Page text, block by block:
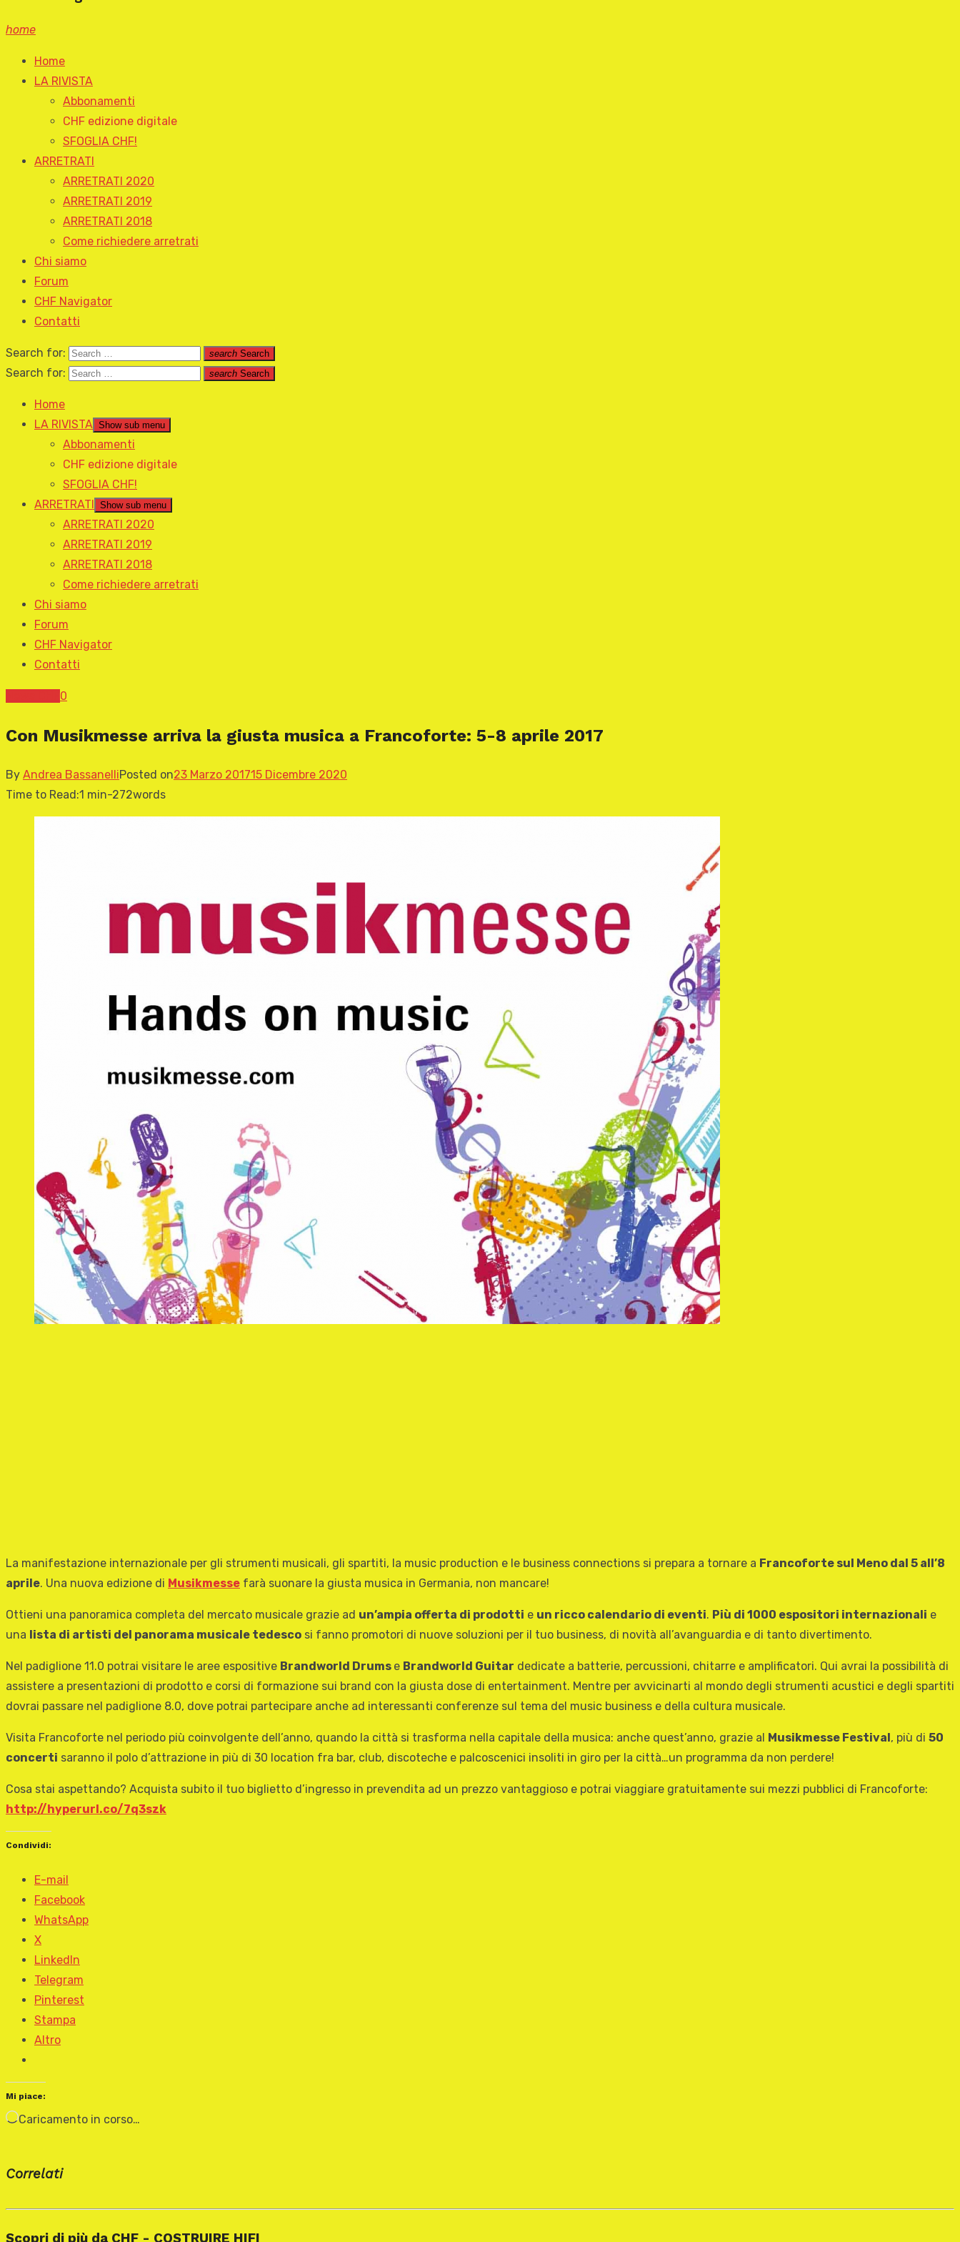
home
Home
LA RIVISTA
Abbonamenti
CHF edizione digitale
SFOGLIA CHF!
ARRETRATI
ARRETRATI 2020
ARRETRATI 2019
ARRETRATI 2018
Come richiedere arretrati
Chi siamo
Forum
CHF Navigator
Contatti
Search for: search Search
Search for: search Search
Home
LA RIVISTA Show sub menu
Abbonamenti
CHF edizione digitale
SFOGLIA CHF!
ARRETRATI
Show sub menu
ARRETRATI 2020
ARRETRATI 2019
ARRETRATI 2018
Come richiedere arretrati
Chi siamo
Forum
CHF Navigator
Contatti
0
Con Musikmesse arriva la giusta musica a Francoforte: 5-8 aprile 2017
By Andrea BassanelliPosted on23 Marzo 201715 Dicembre 2020
Time to Read:1 min-272words
La manifestazione internazionale per gli strumenti musicali, gli spartiti, la music production e le business connections si prepara a tornare a Francoforte sul Meno dal 5 all’8
aprile. Una nuova edizione di Musikmesse farà suonare la giusta musica in Germania, non mancare!
Ottieni una panoramica completa del mercato musicale grazie ad un’ampia offerta di prodotti e un ricco calendario di eventi. Più di 1000 espositori internazionali e
una lista di artisti del panorama musicale tedesco si fanno promotori di nuove soluzioni per il tuo business, di novità all’avanguardia e di tanto divertimento.
Nel padiglione 11.0 potrai visitare le aree espositive Brandworld Drums e Brandworld Guitar dedicate a batterie, percussioni, chitarre e amplificatori. Qui avrai la possibilità di
assistere a presentazioni di prodotto e corsi di formazione sui brand con la giusta dose di entertainment. Mentre per avvicinarti al mondo degli strumenti acustici e degli spartiti
dovrai passare nel padiglione 8.0, dove potrai partecipare anche ad interessanti conferenze sul tema del music business e della cultura musicale.
Visita Francoforte nel periodo più coinvolgente dell’anno, quando la città si trasforma nella capitale della musica: anche quest’anno, grazie al Musikmesse Festival , più di 50
concerti saranno il polo d’attrazione in più di 30 location fra bar, club, discoteche e palcoscenici insoliti in giro per la città…un programma da non perdere!
Cosa stai aspettando? Acquista subito il tuo biglietto d’ingresso in prevendita ad un prezzo vantaggioso e potrai viaggiare gratuitamente sui mezzi pubblici di Francoforte:
http://hyperurl.co/7q3szk
Condividi:
E-mail
Facebook
WhatsApp
X
LinkedIn
Telegram
Pinterest
Stampa
Altro
Mi piace:
Caricamento in corso…
Correlati
Scopri di più da CHF - COSTRUIRE HIFI